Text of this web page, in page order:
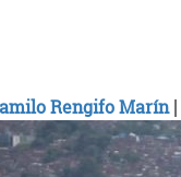
Rengifo Marín|